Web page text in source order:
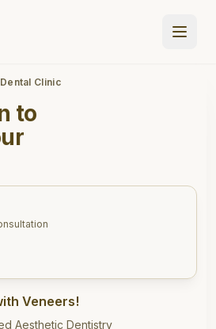
Clinic
to
Veneers!
Aesthetic Dentistry